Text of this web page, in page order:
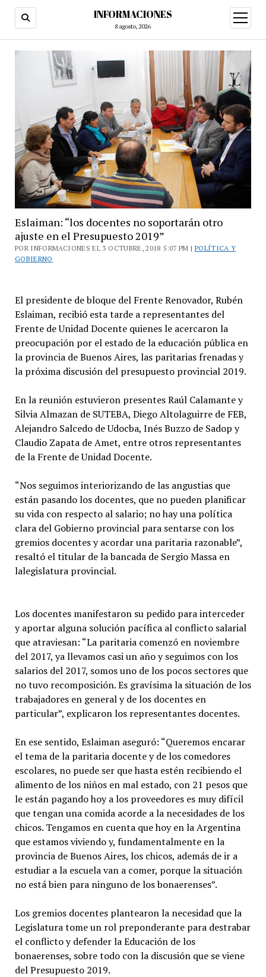
INFORMACIONES
8 agosto, 2026
abrir
menú
Eslaiman: “los docentes no soportarán otro
ajuste en el Presupuesto 2019”
POR INFORMACIONES EL 3 OCTUBRE, 2018 5:07 PM | POLÍTICA Y
GOBIERNO
El presidente de bloque del Frente Renovador, Rubén
Eslaiman, recibió esta tarde a representantes del
Frente de Unidad Docente quienes le acercaron la
preocupación por el estado de la educación pública en
la provincia de Buenos Aires, las paritarias frenadas y
la próxima discusión del presupuesto provincial 2019.
En la reunión estuvieron presentes Raúl Calamante y
Silvia Almazan de SUTEBA, Diego Altolaguirre de FEB,
Alejandro Salcedo de Udocba, Inés Buzzo de Sadop y
Claudio Zapata de Amet, entre otros representantes
de la Frente de Unidad Docente.
“Nos seguimos interiorizando de las angustias que
están pasando los docentes, que no pueden planificar
su vida con respecto al salario; no hay una política
clara del Gobierno provincial para sentarse con los
gremios docentes y acordar una paritaria razonable”,
resaltó el titular de la bancada de Sergio Massa en
lalegislatura provincial.
Los docentes manifestaron su pedido para interceder
y aportar alguna solución pacífica al conflicto salarial
que atraviesan: “La paritaria comenzó en noviembre
del 2017, ya llevamos casi un año y seguimos con los
salarios del 2017, somos uno de los pocos sectores que
no tuvo recomposición. Es gravísima la situación de los
trabajadores en general y de los docentes en
particular”, explicaron los representantes docentes.
En ese sentido, Eslaiman aseguró: “Queremos encarar
el tema de la paritaria docente y de los comedores
escolares, no puede ser que hasta estén recibiendo el
alimento de los niños en mal estado, con 21 pesos que
le están pagando hoy a los proveedores es muy difícil
que tengan una comida acorde a la necesidades de los
chicos. Tengamos en cuenta que hoy en la Argentina
que estamos viviendo y, fundamentalmente en la
provincia de Buenos Aires, los chicos, además de ir a
estudiar a la escuela van a comer, porque la situación
no está bien para ninguno de los bonaerenses”.
Los gremios docentes plantearon la necesidad que la
Legislatura tome un rol preponderante para destrabar
el conflicto y defender la Educación de los
bonaerenses, sobre todo con la discusión que se viene
del Presupuesto 2019.